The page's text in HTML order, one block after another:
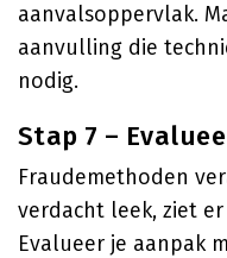
aanvalsoppervlak.
aanvulling die
nodig.
Stap 7 –
Fraudemethoden
verdacht leek, ziet
Evalueer je aanpak